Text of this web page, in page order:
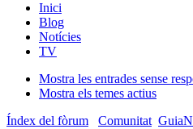
Inici
Blog
Notícies
TV
Mostra les entrades sense
Mostra els temes actius
Índex del fòrum
Comunitat